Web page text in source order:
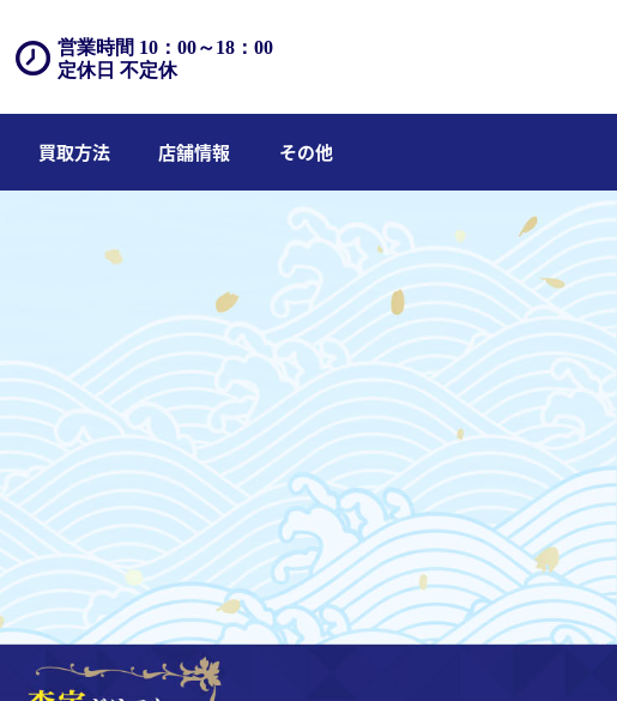
営業時間 10：00～18：00
定休日 不定休
買取方法 店舗情報 その他